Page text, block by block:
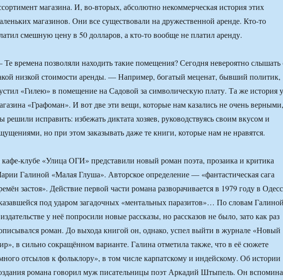
магазина. И, во-вторых, абсолютно некоммерческая история этих
магазинов. Они все существовали на дружественной аренде. Кто-то
смешную цену в 50 долларов, а кто-то вообще не платил аренду.
времена позволяли находить такие помещения? Сегодня невероятно слышать
низкой стоимости аренды. — Например, богатый меценат, бывший политик,
«Гилею» в помещение на Садовой за символическую плату. Та же история у
«Графоман». И вот две эти вещи, которые нам казались не очень верными,
решили исправить: избежать диктата хозяев, руководствуясь своим вкусом и
но при этом заказывать даже те книги, которые нам не нравятся.
клубе «Улица ОГИ» представили новый роман поэта, прозаика и критика
Галиной «Малая Глуша». Авторское определение — «фантастическая сага
застоя». Действие первой части романа разворачивается в 1979 году в
под ударом загадочных «ментальных паразитов»… По словам
у неё попросили новые рассказы, но рассказов не было, зато как раз
роман. До выхода книгой он, однако, успел выйти в журнале «Новый
в сильно сокращённом варианте. Галина отметила также, что в её сюжете
отсылов к фольклору», в том числе карпатскому и индейскому. Об истории
романа говорил муж писательницы поэт Аркадий Штыпель. Он